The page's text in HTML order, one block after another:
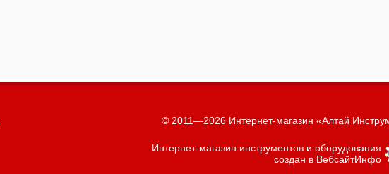
© 2011—2026 Интернет-магазин «Алтай
Интернет-магазин инструментов и оборудования
создан в ВебсайтИнфо